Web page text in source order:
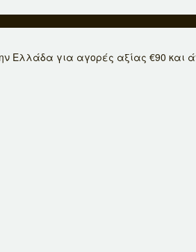
Ελλάδα για αγορές αξίας €90 και